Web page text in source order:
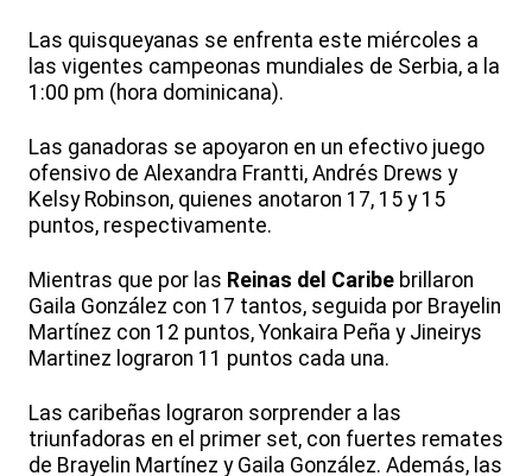
Las quisqueyanas se enfrenta este miércoles a
las vigentes campeonas mundiales de Serbia, a la
1:00 pm (hora dominicana).
Las ganadoras se apoyaron en un efectivo juego
ofensivo de Alexandra Frantti, Andrés Drews y
Kelsy Robinson, quienes anotaron 17, 15 y 15
puntos, respectivamente.
Mientras que por las Reinas del Caribe brillaron
Gaila González con 17 tantos, seguida por Brayelin
Martínez con 12 puntos, Yonkaira Peña y Jineirys
Martinez lograron 11 puntos cada una.
Las caribeñas lograron sorprender a las
triunfadoras en el primer set, con fuertes remates
de Brayelin Martínez y Gaila González. Además, las